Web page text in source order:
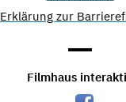
Erklärung zur
Filmhaus